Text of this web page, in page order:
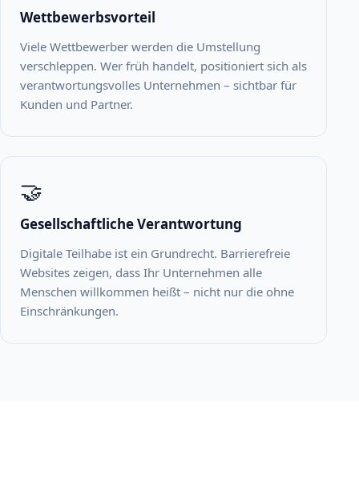
Wettbewerbsvorteil
Viele Wettbewerber werden die Umstellung
verschleppen. Wer früh handelt, positioniert sich als
verantwortungsvolles Unternehmen – sichtbar für
Kunden und Partner.
🤝
Gesellschaftliche Verantwortung
Digitale Teilhabe ist ein Grundrecht. Barrierefreie
Websites zeigen, dass Ihr Unternehmen alle
Menschen willkommen heißt – nicht nur die ohne
Einschränkungen.